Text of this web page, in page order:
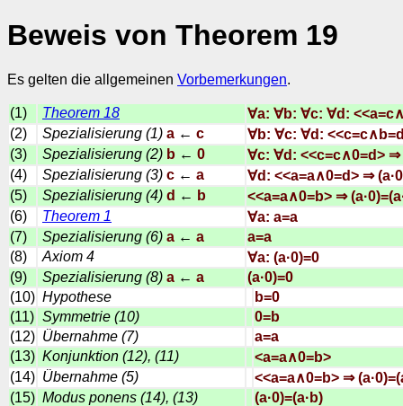
Beweis von Theorem 19
Es gelten die allgemeinen Vorbemerkungen.
(1) Theorem 18
∀a: ∀b: ∀c: ∀d:
(2)
Spezialisierung (1) a ← c
∀b: ∀c: ∀d:
(3)
Spezialisierung (2) b ← 0
∀c: ∀d: <<c=c∧0=d> ⇒
(4)
Spezialisierung (3) c ← a
∀d: <<a=a∧0=d> ⇒
(5)
Spezialisierung (4) d ← b
<<a=a∧0=b> ⇒
(6)
Theorem 1
∀a: a=a
(7)
Spezialisierung (6) a ← a
a=a
(8)
Axiom 4
∀a: (a·0)=0
(9)
Spezialisierung (8) a ← a
(a·0)=0
(10) Hypothese
b=0
(11) Symmetrie (10)
0=b
(12) Übernahme (7)
a=a
(13) Konjunktion (12), (11)
<a=a∧0=b>
(14) Übernahme (5)
<<a=a∧0=b> ⇒
(15) Modus ponens (14), (13)
(a·0)=(a·b)